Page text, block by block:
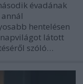
évadának
hentelésen
látott
szóló…